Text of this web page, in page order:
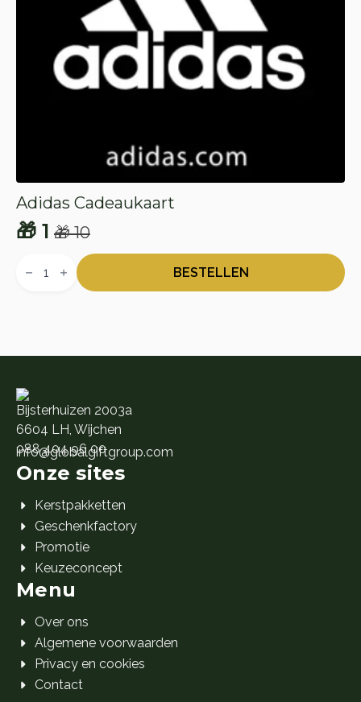
Adidas Cadeaukaart
🎁10
Oorspronkelijke
prijs
🎁 1
Huidige
prijs
Cadeaukaart
BESTELLEN
Bijsterhuizen 2003a
6604 LH, Wijchen
088 404 96 00
info@globalgiftgroup.com
Onze sites
Kerstpakketten
Geschenkfactory
Promotie
Keuzeconcept
Menu
Over ons
Algemene voorwaarden
Privacy en cookies
Contact